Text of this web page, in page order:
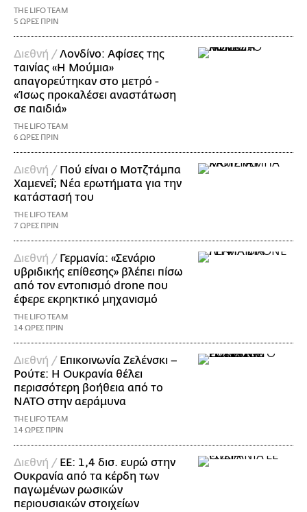
THE LIFO TEAM
5 ΩΡΕΣ ΠΡΙΝ
Διεθνή /Λονδίνο: Αφίσες της
ταινίας «Η Μούμια»
απαγορεύτηκαν στο μετρό -
«Ίσως προκαλέσει αναστάτωση
σε παιδιά»
THE LIFO TEAM
6 ΩΡΕΣ ΠΡΙΝ
Διεθνή / Πού είναι ο Μοτζτάμπα
Χαμενεΐ; Νέα ερωτήματα για την
κατάστασή του
THE LIFO TEAM
7 ΩΡΕΣ ΠΡΙΝ
Διεθνή / Γερμανία: «Σενάριο
υβριδικής επίθεσης» βλέπει πίσω
από τον εντοπισμό drone που
έφερε εκρηκτικό μηχανισμό
THE LIFO TEAM
14 ΩΡΕΣ ΠΡΙΝ
Διεθνή / Επικοινωνία Ζελένσκι –
Ρούτε: Η Ουκρανία θέλει
περισσότερη βοήθεια από το
ΝΑΤΟ στην αεράμυνα
THE LIFO TEAM
14 ΩΡΕΣ ΠΡΙΝ
Διεθνή / ΕΕ: 1,4 δισ. ευρώ στην
Ουκρανία από τα κέρδη των
παγωμένων ρωσικών
περιουσιακών στοιχείων